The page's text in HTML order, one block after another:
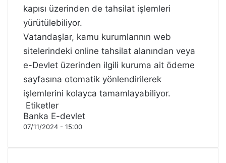
kapısı üzerinden de tahsilat işlemleri
yürütülebiliyor.
Vatandaşlar, kamu kurumlarının web
sitelerindeki online tahsilat alanından veya
e-Devlet üzerinden ilgili kuruma ait ödeme
sayfasına otomatik yönlendirilerek
işlemlerini kolayca tamamlayabiliyor.
Etiketler
Banka E-devlet
07/11/2024 - 15:00